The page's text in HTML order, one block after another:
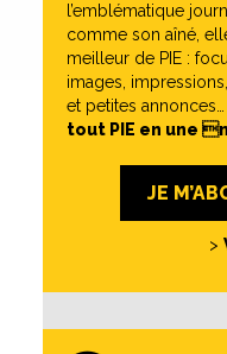
l’emblématique
comme son aîné,
meilleur de PIE :
images,
et petites annonces…
tout PIE en une
JE
>